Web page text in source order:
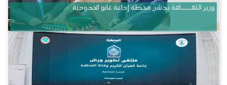
وزير الثقــــــــــافة يدشن محطة إذاعة غابو الحدودية